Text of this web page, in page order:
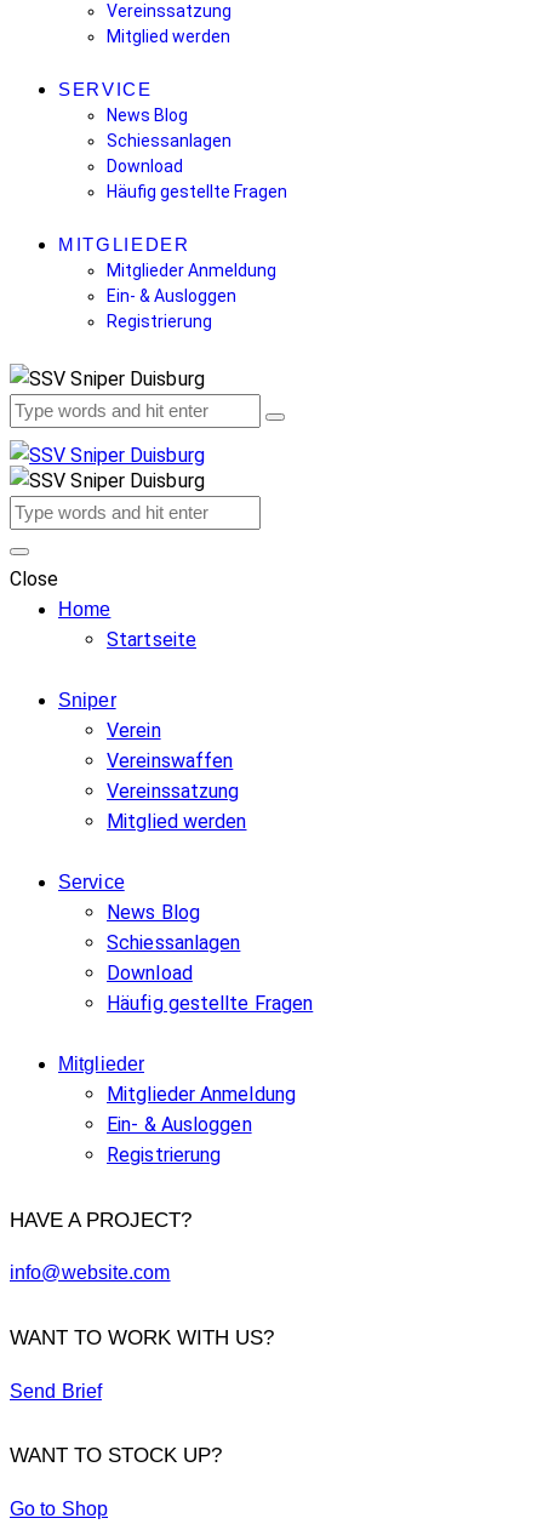
Vereinssatzung
Mitglied werden
SERVICE
News Blog
Schiessanlagen
Download
Häufig gestellte Fragen
MITGLIEDER
Mitglieder Anmeldung
Ein- & Ausloggen
Registrierung
Close
Home
Startseite
Sniper
Verein
Vereinswaffen
Vereinssatzung
Mitglied werden
Service
News Blog
Schiessanlagen
Download
Häufig gestellte Fragen
Mitglieder
Mitglieder Anmeldung
Ein- & Ausloggen
Registrierung
HAVE A PROJECT?
info@website.com
WANT TO WORK WITH US?
Send Brief
WANT TO STOCK UP?
Go to Shop